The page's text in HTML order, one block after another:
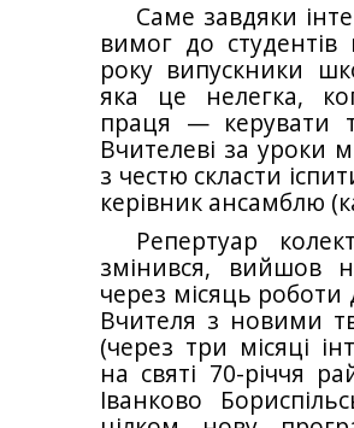
Саме завдяки
вимог до
року випускники
яка це нелегка,
праця — керувати
Вчителеві за уроки
з честю скласти
керівник ансамблю
Репертуар
змінився, вийшов
через місяць роботи
Вчителя з новими
(через три місяці
на святі 70-річчя
Іванково